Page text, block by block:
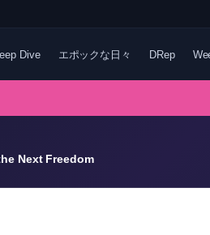
Dive エポックな日々 DRep
Next Freedom